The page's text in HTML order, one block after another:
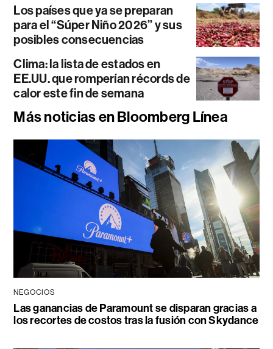
Los países que ya se preparan
para el “Súper Niño 2026” y sus
posibles consecuencias
Clima: la lista de estados en
EE.UU. que romperían récords de
calor este fin de semana
Más noticias en Bloomberg Línea
NEGOCIOS
Las ganancias de Paramount se disparan gracias a
los recortes de costos tras la fusión con Skydance